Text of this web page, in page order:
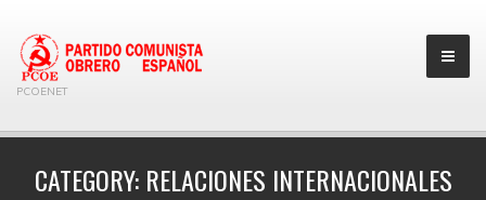
PCOENET
CATEGORY:RELACIONES INTERNACIONALES